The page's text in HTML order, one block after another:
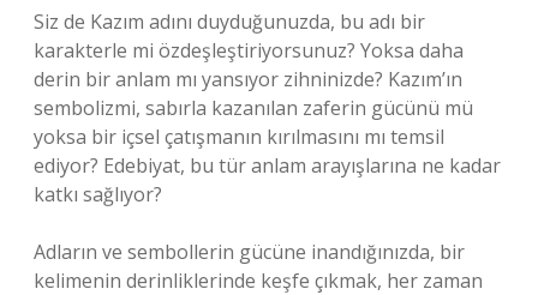
Siz de Kazım adını duyduğunuzda, bu adı bir
karakterle mi özdeşleştiriyorsunuz? Yoksa daha
derin bir anlam mı yansıyor zihninizde? Kazım’ın
sembolizmi, sabırla kazanılan zaferin gücünü mü
yoksa bir içsel çatışmanın kırılmasını mı temsil
ediyor? Edebiyat, bu tür anlam arayışlarına ne kadar
katkı sağlıyor?
Adların ve sembollerin gücüne inandığınızda, bir
kelimenin derinliklerinde keşfe çıkmak, her zaman